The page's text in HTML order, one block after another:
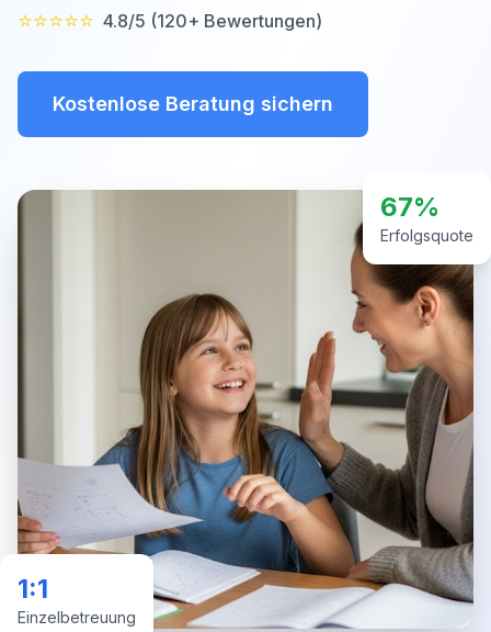
⭐⭐⭐⭐⭐ 4.8/5 (120+ Bewertungen)
Kostenlose Beratung sichern
67%
Erfolgsquote
1:1
Einzelbetreuung